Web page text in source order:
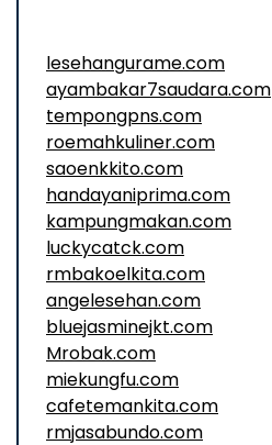
lesehangurame.com
ayambakar7saudara.com
tempongpns.com
roemahkuliner.com
saoenkkito.com
handayaniprima.com
kampungmakan.com
luckycatck.com
rmbakoelkita.com
angelesehan.com
bluejasminejkt.com
Mrobak.com
miekungfu.com
cafetemankita.com
rmjasabundo.com